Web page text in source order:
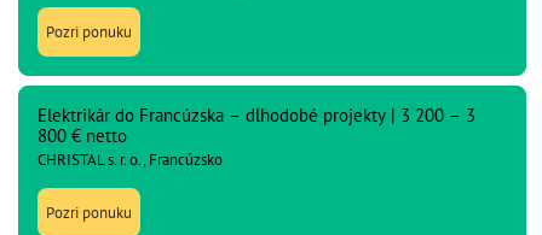
Pozri ponuku
Elektrikár do Francúzska – dlhodobé projekty | 3 200 – 3
800 € netto
CHRISTAL s. r. o., Francúzsko
Pozri ponuku